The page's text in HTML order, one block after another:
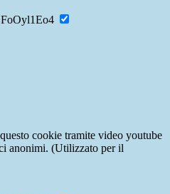
cookie tramite video youtube
anonimi. (Utilizzato per il